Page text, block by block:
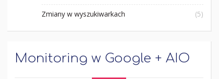
Zmiany w wyszukiwarkach (5)
Monitoring w Google + AIO